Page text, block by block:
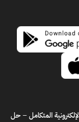
– حل